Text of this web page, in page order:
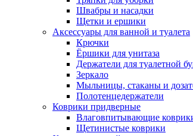
Швабры и насадки
Щетки и ершики
Аксессуары для ванной и туалета
Крючки
Ёршики для унитаза
Держатели для туалетной
Зеркало
Мыльницы, стаканы и
Полотенцедержатели
Коврики придверные
Влаговпитывающие
Щетинистые коврики